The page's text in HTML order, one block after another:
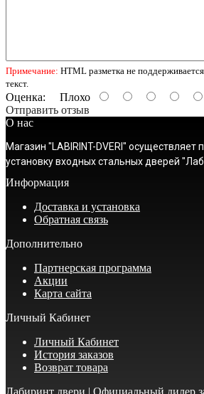
Примечание: HTML разметка не
текст.
Оценка: Плохо
Отправить отзыв
О нас
Магазин "LABIRINT-DVERI" осуществляет
установку входных стальных дверей
Информация
Доставка и установка
Обратная связь
Дополнительно
Партнерская программа
Акции
Карта сайта
Личный Кабинет
Личный Кабинет
История заказов
Возврат товара